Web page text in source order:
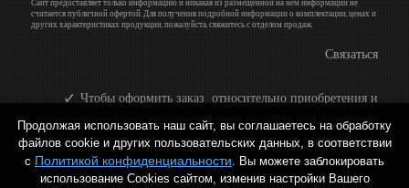
Продолжая использовать наш сайт, вы соглашаетесь на обработку
файлов cookie и других пользовательских данных, в соответствии
с Политикой конфиденциальности. Вы можете заблокировать
использование Cookies сайтом, изменив настройки Вашего
Сайт предоставляет только информацию и никакая из размещенной на нем информации не
считается публичной офертой. Для получения подробной информации о комплектации, ценах и
других характеристиках продукции, пожалуйста, свяжитесь с отделом продаж.
Связаться
Чтобы оформить заказ относительно приобретения и
изготовления купе, заполните заявку на сайте или позвоните
по телефону: